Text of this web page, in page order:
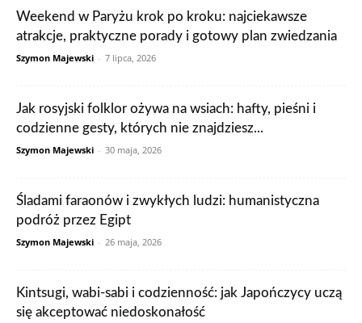
Weekend w Paryżu krok po kroku: najciekawsze
atrakcje, praktyczne porady i gotowy plan zwiedzania
Szymon Majewski - 7 lipca, 2026
Jak rosyjski folklor ożywa na wsiach: hafty, pieśni i
codzienne gesty, których nie znajdziesz...
Szymon Majewski - 30 maja, 2026
Śladami faraonów i zwykłych ludzi: humanistyczna
podróż przez Egipt
Szymon Majewski - 26 maja, 2026
Kintsugi, wabi-sabi i codzienność: jak Japończycy uczą
się akceptować niedoskonałość